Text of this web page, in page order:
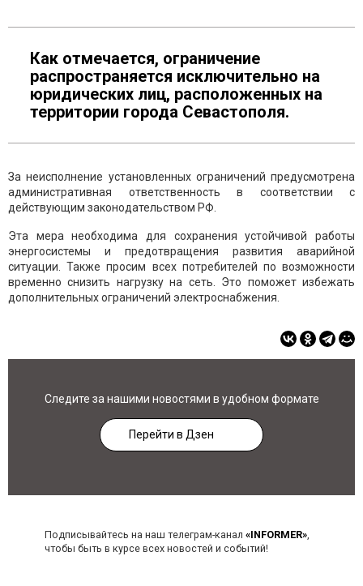
Как отмечается, ограничение
распространяется исключительно на
юридических лиц, расположенных на
территории города Севастополя.
За неисполнение установленных ограничений предусмотрена
административная ответственность в соответствии с
действующим законодательством РФ.
Эта мера необходима для сохранения устойчивой работы
энергосистемы и предотвращения развития аварийной
ситуации. Также просим всех потребителей по возможности
временно снизить нагрузку на сеть. Это поможет избежать
дополнительных ограничений электроснабжения.
Следите за нашими новостями в удобном формате
Перейти в Дзен
Подписывайтесь на наш телеграм-канал «INFORMER»,
чтобы быть в курсе всех новостей и событий!